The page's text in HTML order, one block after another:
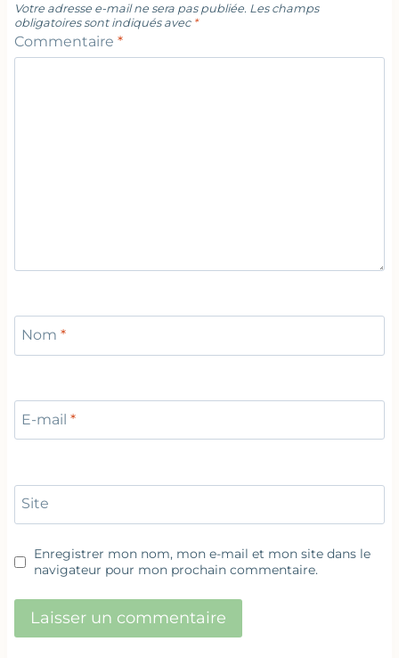
Votre adresse e-mail ne sera pas publiée. Les champs
obligatoires sont indiqués avec *
Commentaire *
Nom *
E-mail *
Site
Enregistrer mon nom, mon e-mail et mon site dans le
navigateur pour mon prochain commentaire.